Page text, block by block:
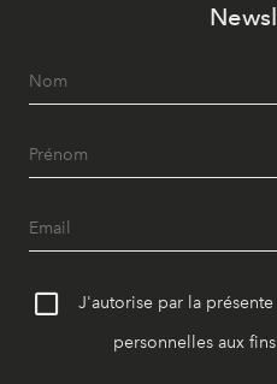
J'autorise par la
personnelles aux